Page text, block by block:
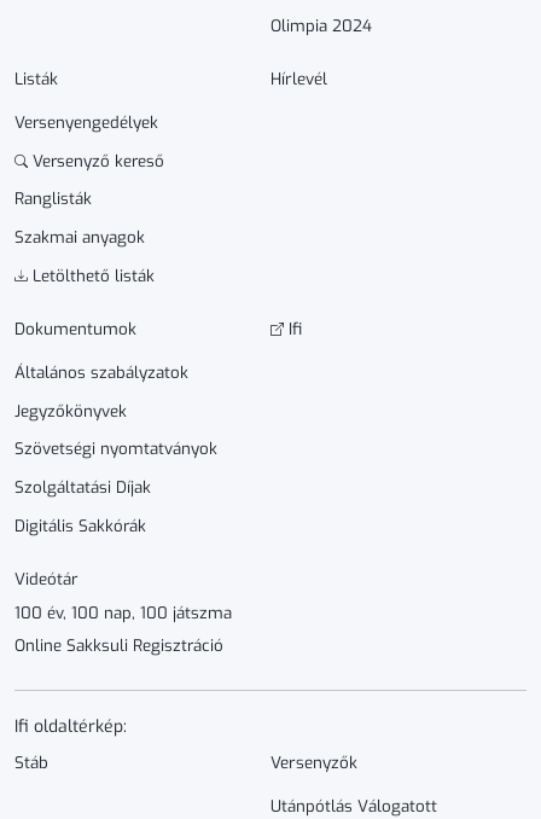
Olimpia 2024
Listák
Versenyengedélyek
Versenyző kereső
Ranglisták
Szakmai anyagok
Letölthető listák
Hírlevél
Dokumen­­tumok
Általános szabályzatok
Jegyzőkönyvek
Szövetségi nyomtatványok
Szolgáltatási Díjak
Digitális Sakkórák
Ifi
Videótár
100 év, 100 nap, 100 játszma
Online Sakksuli Regisztráció
Ifi oldaltérkép:
Stáb Versenyzők
Utánpótlás Válogatott